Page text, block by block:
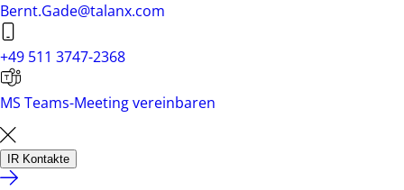
Bernt.Gade@talanx.com
+49 511 3747-2368
MS Teams-Meeting vereinbaren
IR Kontakte